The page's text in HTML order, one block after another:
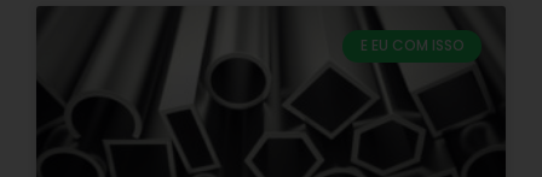
E EU COM ISSO